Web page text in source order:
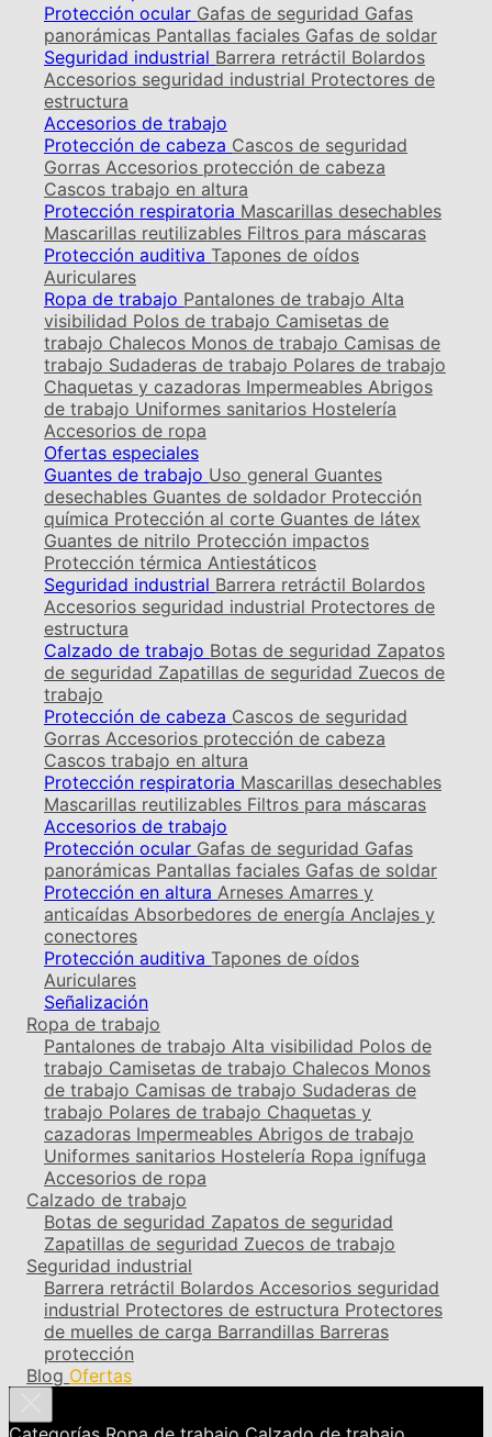
Protección ocular Gafas de seguridad Gafas
panorámicas Pantallas faciales Gafas de soldar
Seguridad industrial Barrera retráctil Bolardos
Accesorios seguridad industrial Protectores de
estructura
Accesorios de trabajo
Protección de cabeza Cascos de seguridad
Gorras Accesorios protección de cabeza
Cascos trabajo en altura
Protección respiratoria Mascarillas desechables
Mascarillas reutilizables Filtros para máscaras
Protección auditiva Tapones de oídos
Auriculares
Ropa de trabajo Pantalones de trabajo Alta
visibilidad Polos de trabajo Camisetas de
trabajo Chalecos Monos de trabajo Camisas de
trabajo Sudaderas de trabajo Polares de trabajo
Chaquetas y cazadoras Impermeables Abrigos
de trabajo Uniformes sanitarios Hostelería
Accesorios de ropa
Ofertas especiales
Guantes de trabajo Uso general Guantes
desechables Guantes de soldador Protección
química Protección al corte Guantes de látex
Guantes de nitrilo Protección impactos
Protección térmica Antiestáticos
Seguridad industrial Barrera retráctil Bolardos
Accesorios seguridad industrial Protectores de
estructura
Calzado de trabajo Botas de seguridad Zapatos
de seguridad Zapatillas de seguridad Zuecos de
trabajo
Protección de cabeza Cascos de seguridad
Gorras Accesorios protección de cabeza
Cascos trabajo en altura
Protección respiratoria Mascarillas desechables
Mascarillas reutilizables Filtros para máscaras
Accesorios de trabajo
Protección ocular Gafas de seguridad Gafas
panorámicas Pantallas faciales Gafas de soldar
Protección en altura Arneses Amarres y
anticaídas Absorbedores de energía Anclajes y
conectores
Protección auditiva Tapones de oídos
Auriculares
Señalización
Ropa de trabajo
Pantalones de trabajo Alta visibilidad Polos de
trabajo Camisetas de trabajo Chalecos Monos
de trabajo Camisas de trabajo Sudaderas de
trabajo Polares de trabajo Chaquetas y
cazadoras Impermeables Abrigos de trabajo
Uniformes sanitarios Hostelería Ropa ignífuga
Accesorios de ropa
Calzado de trabajo
Botas de seguridad Zapatos de seguridad
Zapatillas de seguridad Zuecos de trabajo
Seguridad industrial
Barrera retráctil Bolardos Accesorios seguridad
industrial Protectores de estructura Protectores
de muelles de carga Barrandillas Barreras
protección
Blog Ofertas